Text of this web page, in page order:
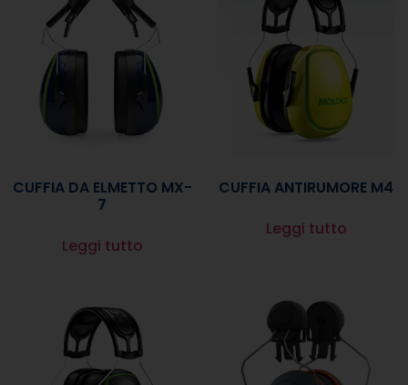
CUFFIA DA ELMETTO MX-
7
Leggi tutto
CUFFIA ANTIRUMORE M4
Leggi tutto